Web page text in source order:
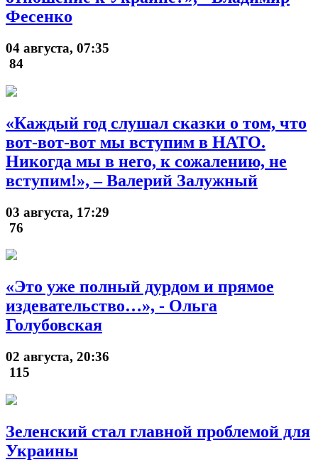
Фесенко
04 августа, 07:35
84
«Каждый год слушал сказки о том, что
вот-вот-вот мы вступим в НАТО.
Никогда мы в него, к сожалению, не
вступим!», – Валерий Залужный
03 августа, 17:29
76
«Это уже полный дурдом и прямое
издевательство…», - Ольга
Голубовская
02 августа, 20:36
115
Зеленский стал главной проблемой для
Украины